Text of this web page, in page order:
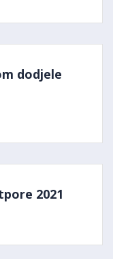
dodjele
2021